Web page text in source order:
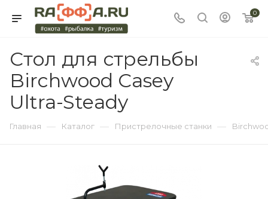
0
Стол для стрельбы
Birchwood Casey
Ultra-Steady
Главная — Каталог — Пристрелочные станки —